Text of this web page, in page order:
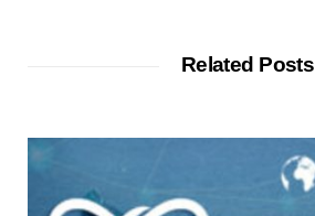
Related Posts